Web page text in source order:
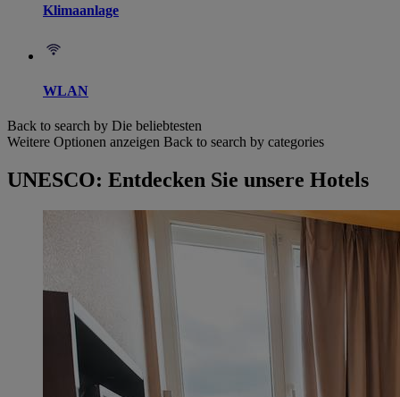
Klimaanlage
WLAN
Back to search by Die beliebtesten
Weitere Optionen anzeigen Back to search by categories
UNESCO: Entdecken Sie unsere Hotels